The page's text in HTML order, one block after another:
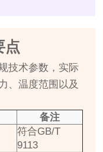
点
技术参数，实际
、温度范围以及
备注
符合GB/T
9113